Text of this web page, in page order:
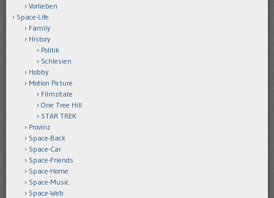
Vorlieben
Space-Life
Family
History
Politik
Schlesien
Hobby
Motion Picture
Filmzitate
One Tree Hill
STAR TREK
Provinz
Space-Back
Space-Car
Space-Friends
Space-Home
Space-Music
Space-Web